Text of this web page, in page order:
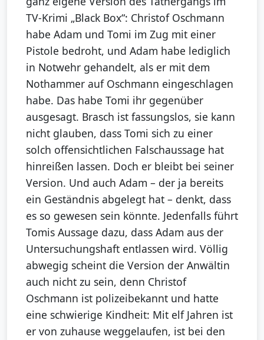
TV-Krimi „Black Box“: Christof Oschmann
habe Adam und Tomi im Zug mit einer
Pistole bedroht, und Adam habe lediglich
in Notwehr gehandelt, als er mit dem
Nothammer auf Oschmann eingeschlagen
habe. Das habe Tomi ihr gegenüber
ausgesagt. Brasch ist fassungslos, sie kann
nicht glauben, dass Tomi sich zu einer
solch offensichtlichen Falschaussage hat
hinreißen lassen. Doch er bleibt bei seiner
Version. Und auch Adam – der ja bereits
ein Geständnis abgelegt hat – denkt, dass
es so gewesen sein könnte. Jedenfalls führt
Tomis Aussage dazu, dass Adam aus der
Untersuchungshaft entlassen wird. Völlig
abwegig scheint die Version der Anwältin
auch nicht zu sein, denn Christof
Oschmann ist polizeibekannt und hatte
eine schwierige Kindheit: Mit elf Jahren ist
er von zuhause weggelaufen, ist bei den